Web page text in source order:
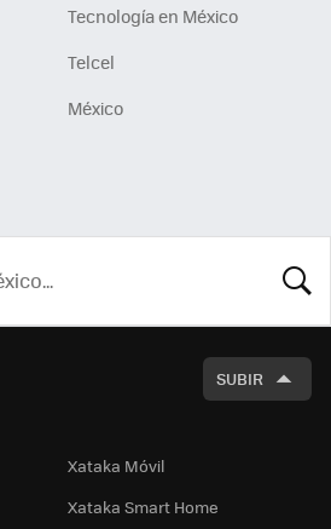
Tecnología en México
Telcel
México
SUBIR
Xataka Móvil
Xataka Smart Home